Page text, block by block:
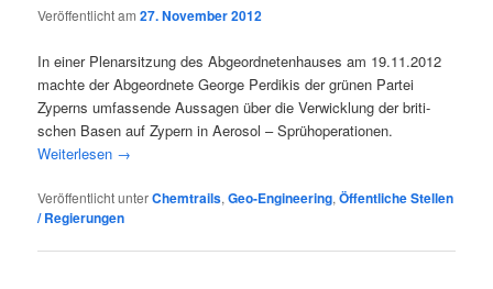
Veröffentlicht am27. November 2012
In einer Ple­nar­sit­zung des Abge­ord­ne­ten­hau­ses am 19.11.2012
mach­te der Abge­ord­ne­te Geor­ge Per­di­kis der grü­nen Par­tei
Zyperns umfas­sen­de Aus­sa­gen über die Ver­wick­lung der bri­ti­
schen Basen auf Zypern in Aero­sol – Sprüh­ope­ra­tio­nen.
Wei­ter­le­sen →
Veröffentlicht unterChemtrails,Geo-Engineering,Öffentliche Stellen
/ Regierungen